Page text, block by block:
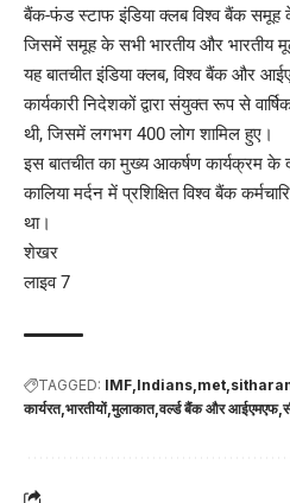
बैंक-फंड स्टाफ इंडिया क्लब विश्व बैंक
जिसमें समूह के सभी भारतीय और भारतीय
यह बातचीत इंडिया क्लब, विश्व बैंक और
कार्यकारी निदेशकों द्वारा संयुक्त रूप से
थी, जिसमें लगभग 400 लोग शामिल हुए।
इस बातचीत का मुख्य आकर्षण कार्यक्रम के
कालिया मर्दन में प्रशिक्षित विश्व बैंक
था।
शेखर
लाइव 7
TAGGED: IMF Indians met
कार्यरत भारतीयों मुलाकात वर्ल्ड बैंक और आईएमएफ